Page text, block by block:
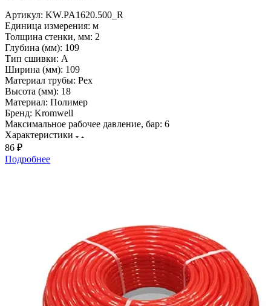
Артикул: KW.PA1620.500_R
Единица измерения: м
Толщина стенки, мм: 2
Глубина (мм): 109
Тип сшивки: A
Ширина (мм): 109
Материал трубы: Pex
Высота (мм): 18
Материал: Полимер
Бренд: Kromwell
Максимальное рабочее давление, бар: 6
Характеристики
86 ₽
Подробнее